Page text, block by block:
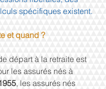
spécifiques existent.
et quand ?
départ à la retraite est
les assurés nés à
, les assurés nés